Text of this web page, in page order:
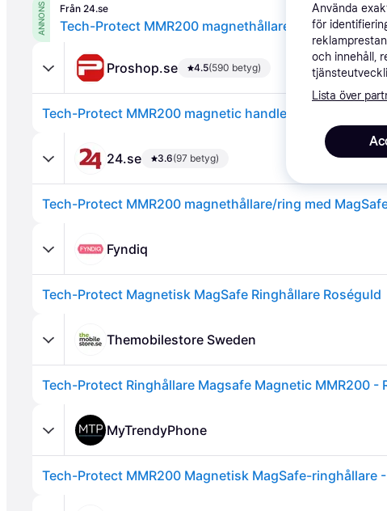
ANNONS Från 24.se
Proshop.se 4.5(590 betyg)
24.se 3.6(97 betyg)
Fyndiq
Tech-Protect Magnetisk MagSafe Ringhållare Roséguld
Themobilestore Sweden
Tech-Protect Ringhållare Magsafe Magnetic MMR200 -
MyTrendyPhone
Använda
för
och innehåll,
Lista över